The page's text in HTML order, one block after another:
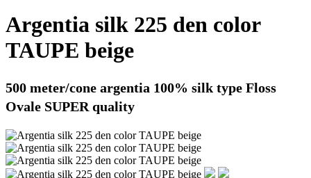
Argentia silk 225 den color
TAUPE beige
500 meter/cone argentia 100% silk type Floss
Ovale SUPER quality